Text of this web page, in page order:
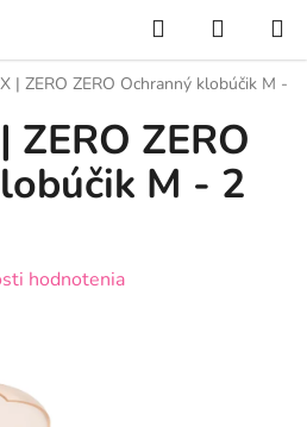
Hľadať
KOŠÍK
| ZERO ZERO Ochranný klobúčik M -
ZERO ZERO
M - 2
hodnotenia